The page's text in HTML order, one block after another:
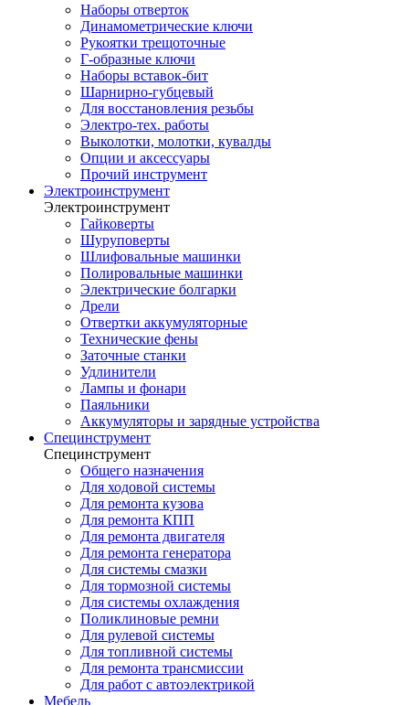
Наборы отверток
Динамометрические ключи
Рукоятки трещоточные
Г-образные ключи
Наборы вставок-бит
Шарнирно-губцевый
Для восстановления резьбы
Электро-тех. работы
Выколотки, молотки, кувалды
Опции и аксессуары
Прочий инструмент
Электроинструмент
Электроинструмент
Гайковерты
Шуруповерты
Шлифовальные машинки
Полировальные машинки
Электрические болгарки
Дрели
Отвертки аккумуляторные
Технические фены
Заточные станки
Удлинители
Лампы и фонари
Паяльники
Аккумуляторы и зарядные устройства
Специнструмент
Специнструмент
Общего назначения
Для ходовой системы
Для ремонта кузова
Для ремонта КПП
Для ремонта двигателя
Для ремонта генератора
Для системы смазки
Для тормозной системы
Для системы охлаждения
Поликлиновые ремни
Для рулевой системы
Для топливной системы
Для ремонта трансмиссии
Для работ с автоэлектрикой
Мебель